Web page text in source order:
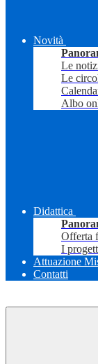
Novità
Le
Le
Albo
Didattica
Offerta
I
Attuazione
Contatti